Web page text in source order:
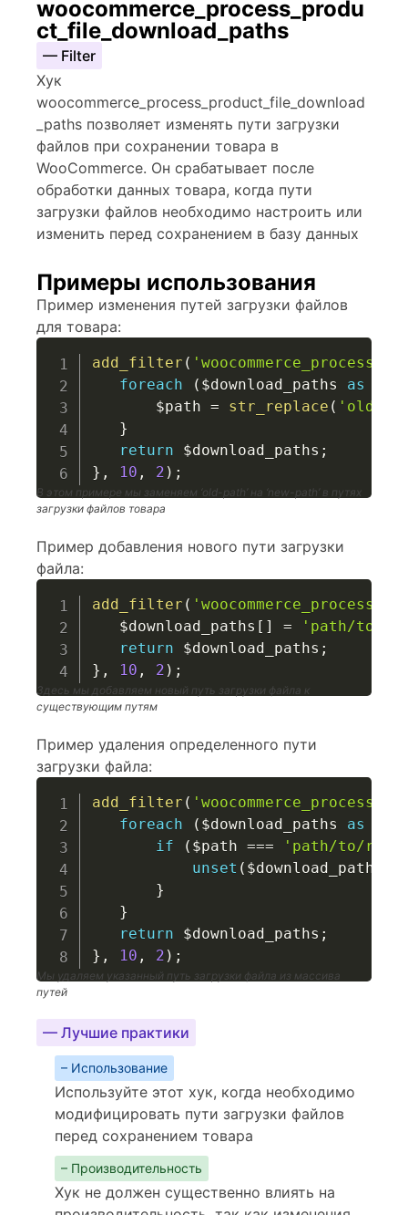
woocommerce_process_produ
ct_file_download_paths
— Filter
Хук
woocommerce_process_product_file_download
_paths позволяет изменять пути загрузки
файлов при сохранении товара в
WooCommerce. Он срабатывает после
обработки данных товара, когда пути
загрузки файлов необходимо настроить или
изменить перед сохранением в базу данных
Примеры использования
Пример изменения путей загрузки файлов
для товара:
add_filter (
foreach
( $download_paths as
$path = str_replace ( 'old-
}
return
$download_paths ;
} , 10 , 2 ) ;
В этом примере мы заменяем ‘old-path’ на ‘new-path’ в путях
загрузки файлов товара
Пример добавления нового пути загрузки
файла:
add_filter (
$download_paths [ ] =
'path/to/
return
$download_paths ;
} , 10 , 2 ) ;
Здесь мы добавляем новый путь загрузки файла к
существующим путям
Пример удаления определенного пути
загрузки файла:
add_filter (
foreach
( $download_paths as
if
( $path ===
'path/to/
unset ( $download_paths
}
}
return
$download_paths ;
} , 10 , 2 ) ;
Мы удаляем указанный путь загрузки файла из массива
путей
— Лучшие практики
– Использование
Используйте этот хук, когда необходимо
модифицировать пути загрузки файлов
перед сохранением товара
– Производительность
Хук не должен существенно влиять на